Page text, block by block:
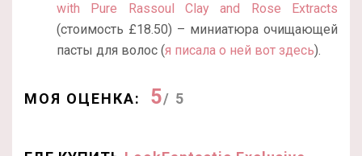
with Pure Rassoul Clay and Rose Extracts
(стоимость £18.50) – миниатюра очищающей
пасты для волос (я писала о ней вот здесь).
МОЯ ОЦЕНКА: 5/ 5